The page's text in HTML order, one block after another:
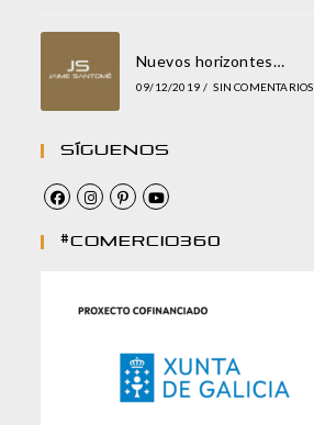
Nuevos horizontes…
09/12/2019 / SIN COMENTARIOS
Síguenos
#comercio360